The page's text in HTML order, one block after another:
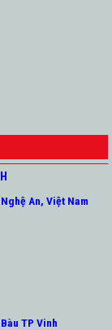
An, Việt Nam
TP Vinh